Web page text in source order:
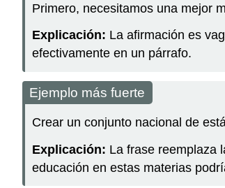
Primero, necesitamos una mejor
Explicación: La afirmación es
efectivamente en un párrafo.
Ejemplo más fuerte
Crear un conjunto nacional de
Explicación: La frase reemplaza
educación en estas materias